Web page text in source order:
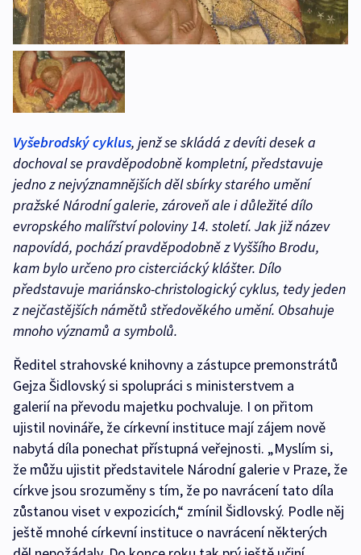
Vyšebrodský cyklus, jenž se skládá z devíti desek a
dochoval se pravděpodobně kompletní, představuje
jedno z nejvýznamnějších děl sbírky starého umění
pražské Národní galerie, zároveň ale i důležité dílo
evropského malířství poloviny 14. století. Jak již název
napovídá, pochází pravděpodobně z Vyššího Brodu,
kam bylo určeno pro cisterciácký klášter. Dílo
představuje mariánsko-christologický cyklus, tedy jeden
z nejčastějších námětů středověkého umění. Obsahuje
mnoho významů a symbolů.
Ředitel strahovské knihovny a zástupce premonstrátů
Gejza Šidlovský si spolupráci s ministerstvem a
galerií na převodu majetku pochvaluje. I on přitom
ujistil novináře, že církevní instituce mají zájem nově
nabytá díla ponechat přístupná veřejnosti. „Myslím si,
že můžu ujistit představitele Národní galerie v Praze, že
církve jsou srozuměny s tím, že po navrácení tato díla
zůstanou viset v expozicích,“ zmínil Šidlovský. Podle něj
ještě mnohé církevní instituce o navrácení některých